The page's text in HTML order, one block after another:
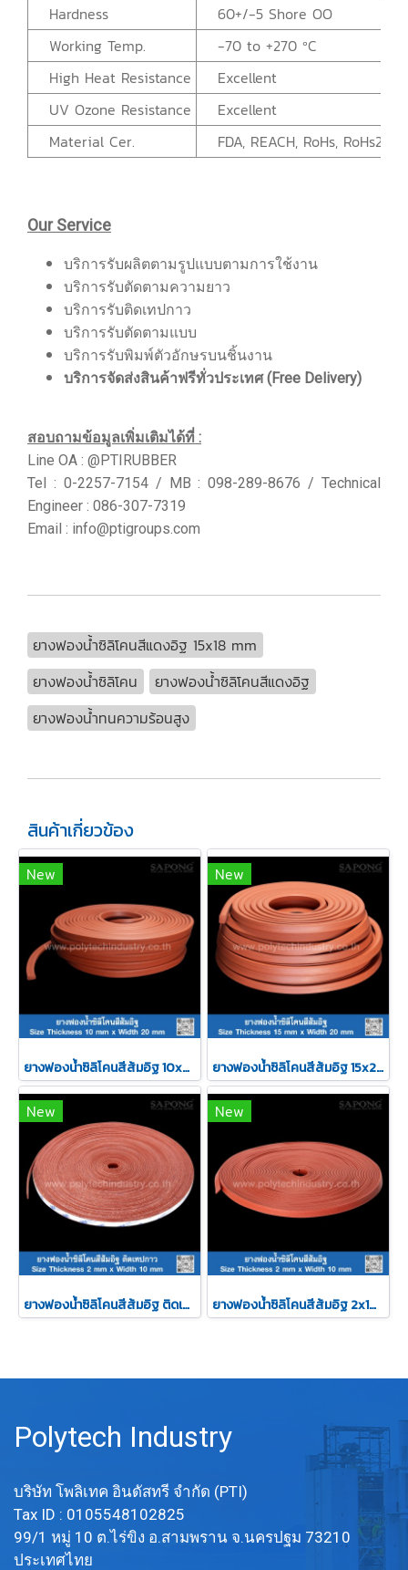
Hardness
60+/-5 Shore OO
Working Temp.
-70 to +270 ºC
High Heat Resistance
Excellent
UV Ozone Resistance
Excellent
Material Cer.
FDA, REACH, RoHs, RoHs2
Our Service
บริการรับผลิตตามรูปแบบตามการใช้งาน
บริการรับตัดตามความยาว
บริการรับติดเทปกาว
บริการรับตัดตามแบบ
บริการรับพิมพ์ตัวอักษรบนชิ้นงาน
บริการจัดส่งสินค้าฟรีทั่วประเทศ (Free Delivery)
สอบถามข้อมูลเพิ่มเติมได้ที่ :
Line OA : @PTIRUBBER
Tel : 0-2257-7154 / MB : 098-289-8676 / Technical
Engineer : 086-307-7319
Email : info@ptigroups.com
ยางฟองน้ำซิลิโคนสีแดงอิฐ 15x18 mm
ยางฟองน้ำซิลิโคน
ยางฟองน้ำซิลิโคนสีแดงอิฐ
ยางฟองน้ำทนความร้อนสูง
สินค้าเกี่ยวข้อง
New
ยางฟองน้ำซิลิโคนสีส้มอิฐ 10x20mm
New
ยางฟองน้ำซิลิโคนสีส้มอิฐ 15x20mm
New
ยางฟองน้ำซิลิโคนสีส้มอิฐ ติดเทปกาว 2x10mm
New
ยางฟองน้ำซิลิโคนสีส้มอิฐ 2x10mm
Polytech Industry
บริษัท โพลิเทค อินดัสทรี จำกัด (PTI)
Tax ID : 0105548102825
99/1 หมู่ 10 ต.ไร่ขิง อ.สามพราน จ.นครปฐม 73210
ประเทศไทย